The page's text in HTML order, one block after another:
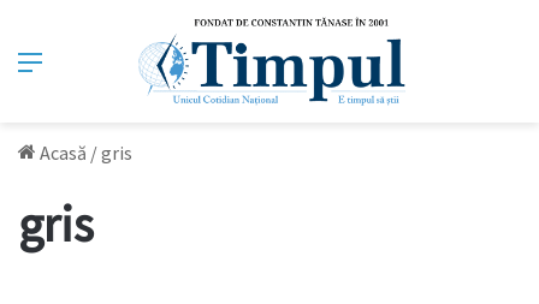
Meniu
Acasă /gris
gris